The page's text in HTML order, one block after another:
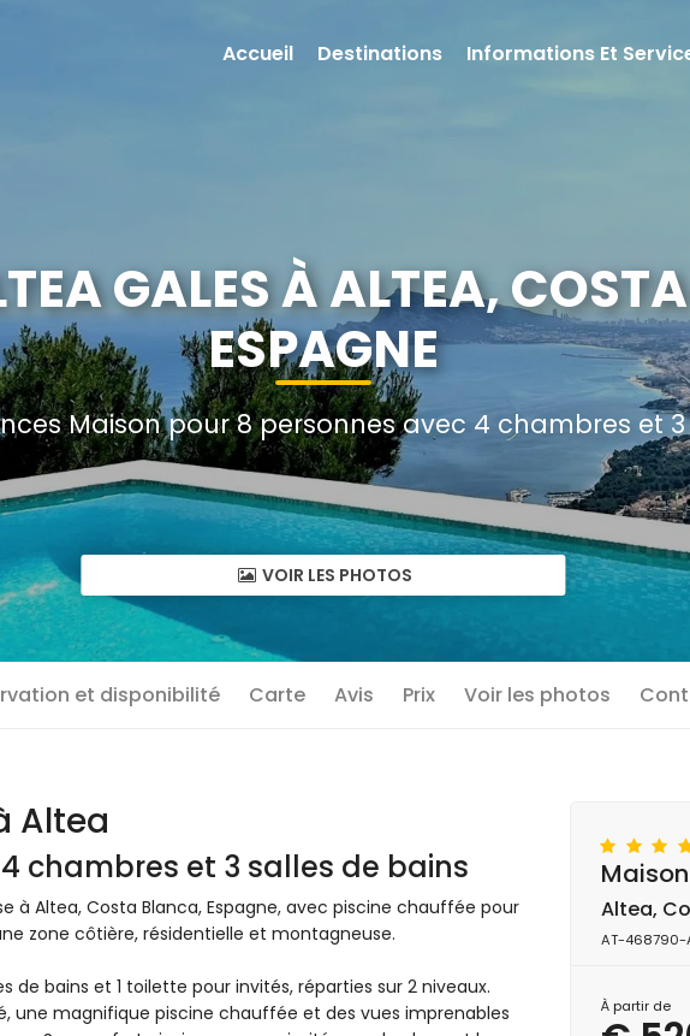
GALES À ALTEA,
ESPAGNE
Maison pour 8 personnes avec 4 chambres et
VOIR LES PHOTOS
et disponibilité Carte Avis Prix Voir les photos
Altea
chambres et 3 salles de bains
à Altea, Costa Blanca, Espagne, avec piscine chauffée pour
zone côtière, résidentielle et montagneuse.
de bains et 1 toilette pour invités, réparties sur 2 niveaux.
une magnifique piscine chauffée et des vues imprenables
Altea,
AT-468790-
À partir de
Accueil Destinations Informations Et